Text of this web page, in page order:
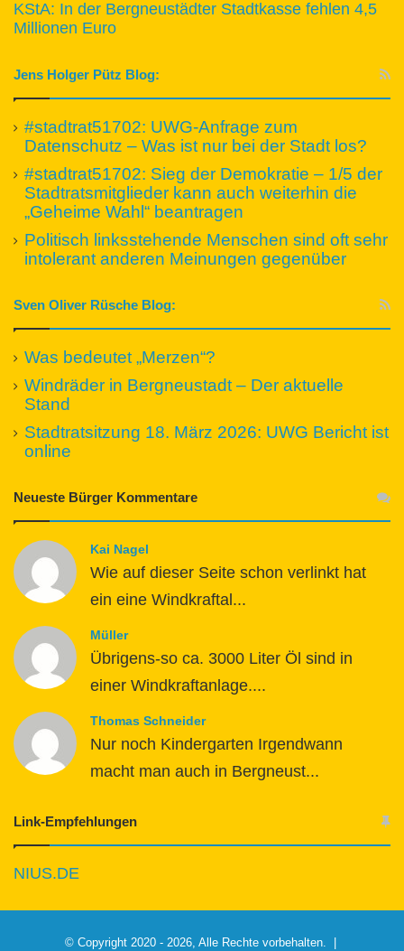
KStA: In der Bergneustädter Stadtkasse fehlen 4,5
Millionen Euro
Jens Holger Pütz Blog:
#stadtrat51702: UWG-Anfrage zum
Datenschutz – Was ist nur bei der Stadt los?
#stadtrat51702: Sieg der Demokratie – 1/5 der
Stadtratsmitglieder kann auch weiterhin die
„Geheime Wahl“ beantragen
Politisch linksstehende Menschen sind oft sehr
intolerant anderen Meinungen gegenüber
Sven Oliver Rüsche Blog:
Was bedeutet „Merzen“?
Windräder in Bergneustadt – Der aktuelle
Stand
Stadtratsitzung 18. März 2026: UWG Bericht ist
online
Neueste Bürger Kommentare
Kai Nagel
Wie auf dieser Seite schon verlinkt hat
ein eine Windkraftal...
Müller
Übrigens-so ca. 3000 Liter Öl sind in
einer Windkraftanlage....
Thomas Schneider
Nur noch Kindergarten Irgendwann
macht man auch in Bergneust...
Link-Empfehlungen
NIUS.DE
© Copyright 2020 - 2026, Alle Rechte vorbehalten. |